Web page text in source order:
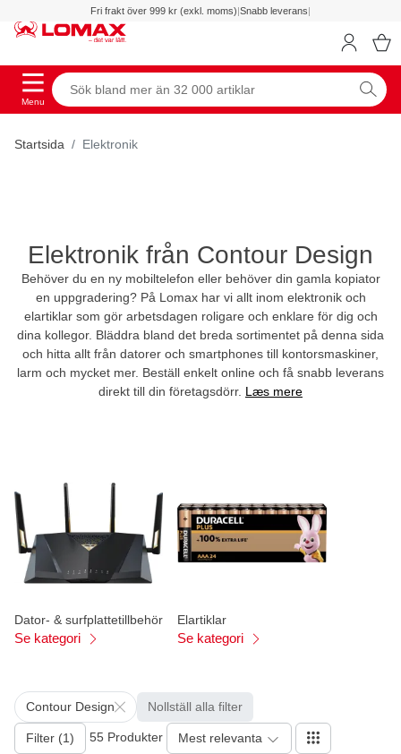
Fri frakt över 999 kr (exkl. moms)|Snabb leverans|
Menu
Startsida Elektronik
Elektronik från Contour Design
Behöver du en ny mobiltelefon eller behöver din gamla kopiator
en uppgradering? På Lomax har vi allt inom elektronik och
elartiklar som gör arbetsdagen roligare och enklare för dig och
dina kollegor. Bläddra bland det breda sortimentet på denna sida
och hitta allt från datorer och smartphones till kontorsmaskiner,
larm och mycket mer. Beställ enkelt online och få snabb leverans
direkt till din företagsdörr. Læs mere
Dator- & surfplattetillbehör
Se kategori
Elartiklar
Se kategori
Contour Design Nollställ alla filter
Filter (1) 55 Produkter Mest relevanta